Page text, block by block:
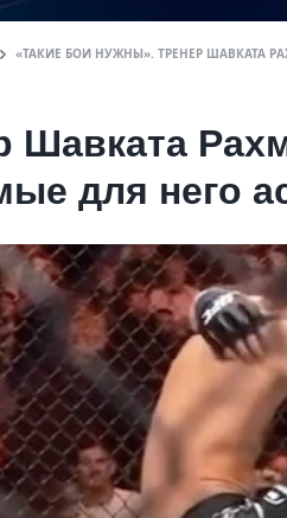
«ТАКИЕ БОИ НУЖНЫ». ТРЕНЕР ШАВКАТА
Шавката
для него